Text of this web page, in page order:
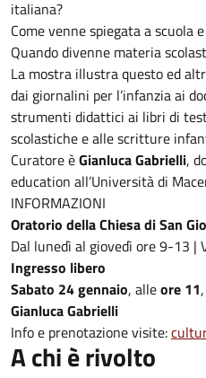
italiana?
Come venne spiegata a scuola
Quando divenne materia
La mostra illustra questo ed
dai giornalini per l’infanzia ai
strumenti didattici ai libri di
scolastiche e alle scritture
Curatore èGianluca Gabrielli,
education all’Università di
INFORMAZIONI
Oratorio della Chiesa di San
Dal lunedì al giovedì ore 9-13 |
Ingresso libero
Sabato 24 gennaio, alleore 11,
Gianluca Gabrielli
Info e prenotazione visite:
A chi è rivolto